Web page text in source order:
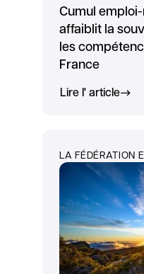
Cumul
affaiblit la
les
France
Lire l' article
LA FÉDÉRATION